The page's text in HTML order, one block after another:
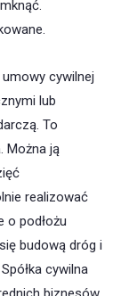
cywilnej
lub
To
Można ją
realizować
o podłożu
budową dróg i
cywilna